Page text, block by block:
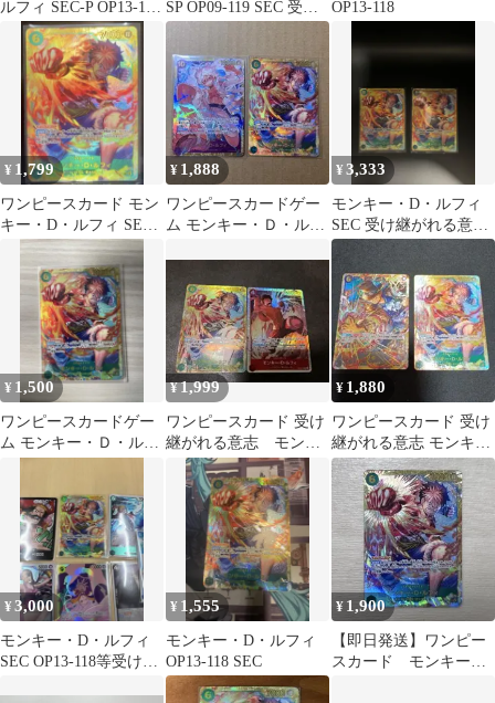
ルフィ SEC-P OP13-118
受け継がれる
SP OP09-119 SEC 受け
継がれる意志
OP13-118
¥ 1,799
ワンピースカード モン
キー・D・ルフィ SEC
OP13 受け継がれる意志
¥ 1,888
ワンピースカードゲー
ム モンキー・Ｄ・ルフ
¥3,333
モンキー・D・ルフィ
SEC 受け継がれる意志
OP13-118
¥ 1,500
ワンピースカードゲー
ム モンキー・Ｄ・ルフ
ィ SEC OP13-118
¥1,999
ワンピースカード 受け
継がれる意志 モンキ
ー・D・ルフィSEC SR
2枚セット
¥ 1,880
ワンピースカード 受け
継がれる意志 モンキ
ー・D・ルフィ サボ
¥3,000
モンキー・D・ルフィ
SEC OP13-118等受け継
¥ 1,555
モンキー・D・ルフィ
OP13-118 SEC
¥ 1,900
【即日発送】ワンピー
スカード モンキー・